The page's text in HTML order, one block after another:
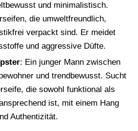
und minimalistisch.
die umweltfreundlich,
verpackt sind. Er meidet
und aggressive Düfte.
: Ein junger Mann zwischen
und trendbewusst. Sucht
die sowohl funktional als
ist, mit einem Hang
Authentizität.